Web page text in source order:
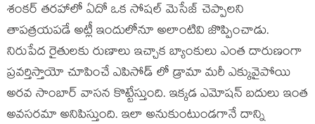
శంకర్ తరహాలో ఏదో ఒక సోషల్ మెసేజ్ చెప్పాలని
తాపత్రయపడే అట్లీ ఇందులోనూ అలాంటివి జొప్పించాడు.
నిరుపేద రైతులకు రుణాలు ఇచ్చాక బ్యాంకులు ఎంత దారుణంగా
ప్రవర్తిస్తాయో చూపించే ఎపిసోడ్ లో డ్రామా మరీ ఎక్కువైపోయి
అరవ సాంబార్ వాసన కొట్టేస్తుంది. ఇక్కడ ఎమోషన్ బదులు ఇంత
అవసరమా అనిపిస్తుంది. ఇలా అనుకుంటుండగానే దాన్ని